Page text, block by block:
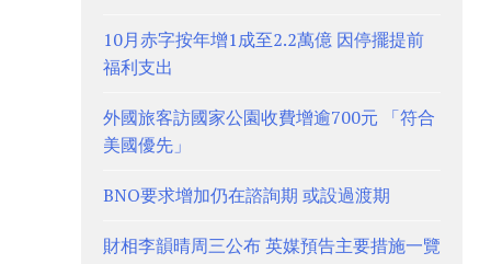
10月赤字按年增1成至2.2萬億 因停擺提前
福利支出
外國旅客訪國家公園收費增逾700元 「符合
美國優先」
BNO要求增加仍在諮詢期 或設過渡期
財相李韻晴周三公布 英媒預告主要措施一覽